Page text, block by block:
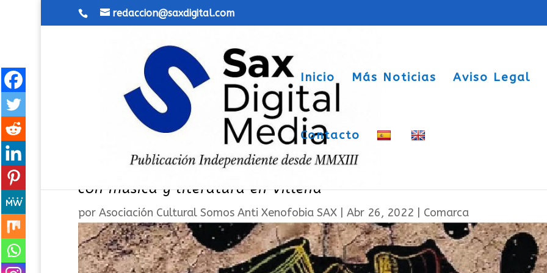
redaccion@saxdigital.com
Inicio Más Noticias Aviso Legal
Contacto
Asociación Cultural Somos Anti Xenofobia abre su 17º
con música y literatura en Villena
por Asociación Cultural Somos Anti Xenofobia SAX| Abr 26, 2022 Comarca